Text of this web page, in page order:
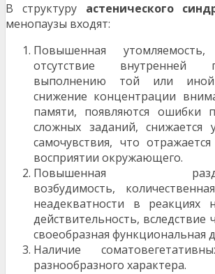
В структуру астенического
менопаузы входят:
Повышенная утомляемость,
отсутствие внутренней
выполнению той или иной
снижение концентрации
памяти, появляются ошибки
сложных заданий, снижается
самочувствия, что
восприятии окружающего.
Повышенная
возбудимость,
неадекватности в
действительность, вследствие
своеобразная функциональная
Наличие
разнообразного характера.